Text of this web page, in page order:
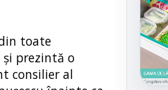
toate
și prezintă o
consilier al